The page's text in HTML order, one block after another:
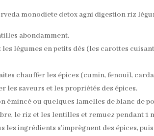
abondamment.
les légumes en petits dés (les carottes
chauffer les épices (cumin, fenouil,
les saveurs et les propriétés des épices.
émincé ou quelques lamelles de blanc de
le riz et les lentilles et remuez pendant 1
les ingrédients s’imprègnent des épices,